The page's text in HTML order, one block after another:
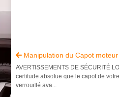
Manipulation du Capot
AVERTISSEMENTS DE SÉCURITÉ
certitude absolue que le capot de
verrouillé ava...